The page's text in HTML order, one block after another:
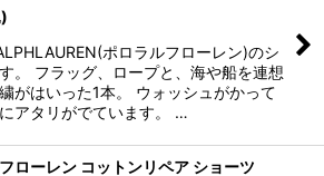
ポロラルフローレン)のシ
。 フラッグ、ロープと、海や船を連想
がはいった1本。 ウォッシュがかって
アタリがでています。 …
ローレン コットンリペア ショーツ